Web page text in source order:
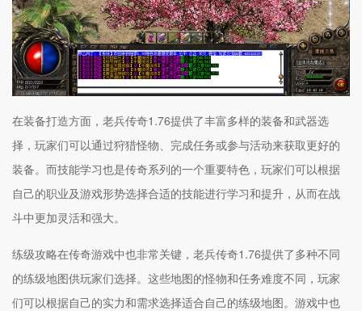
在装备打造方面，老兵传奇1.76提供了丰富多样的装备和武器选
择，玩家们可以通过狩猎怪物、完成任务或参与活动来获取更好的
装备。而技能学习也是传奇系列的一个重要特色，玩家们可以根据
自己的职业及游戏形势选择合适的技能进行学习和提升，从而在战
斗中更加灵活和强大。
练级攻略在传奇游戏中也非常关键，老兵传奇1.76提供了多种不同
的练级地图供玩家们选择。这些地图的怪物和任务难度不同，玩家
们可以根据自己的实力和需求选择适合自己的练级地图。游戏中也